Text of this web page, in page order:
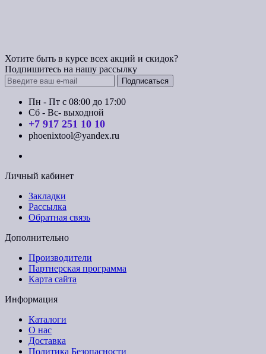
Хотите быть в курсе всех акций и скидок?
Подпишитесь на нашу рассылку
Подписаться
Пн - Пт с 08:00 до 17:00
Сб - Вс- выходной
+7 917 251 10 10
phoenixtool@yandex.ru
Личный кабинет
Закладки
Рассылка
Обратная связь
Дополнительно
Производители
Партнерская программа
Карта сайта
Информация
Каталоги
О нас
Доставка
Политика Безопасности